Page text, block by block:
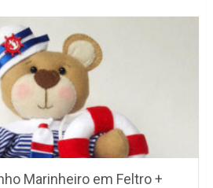
Marinheiro em Feltro +